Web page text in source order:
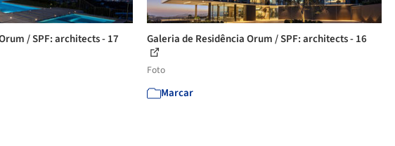
/ SPF: architects - 17 Galeria de Residência Orum / SPF: architects - 16
Foto
Marcar